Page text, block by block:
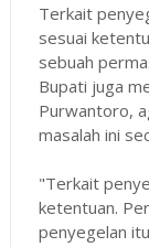
Terkait
sesuai
sebuah
Bupati juga
Purwantoro,
masalah ini
"Terkait
ketentuan.
penyegelan